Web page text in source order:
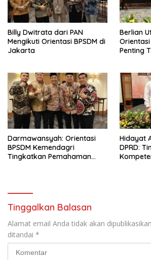
Billy Dwitrata dari PAN
Mengikuti Orientasi BPSDM di
Jakarta
Berlian
Penting
Darmawansyah: Orientasi
BPSDM Kemendagri
Tingkatkan Pemahaman
Hidayat
DPRD:
Tinggalkan Balasan
Alamat email Anda tidak akan
ditandai *